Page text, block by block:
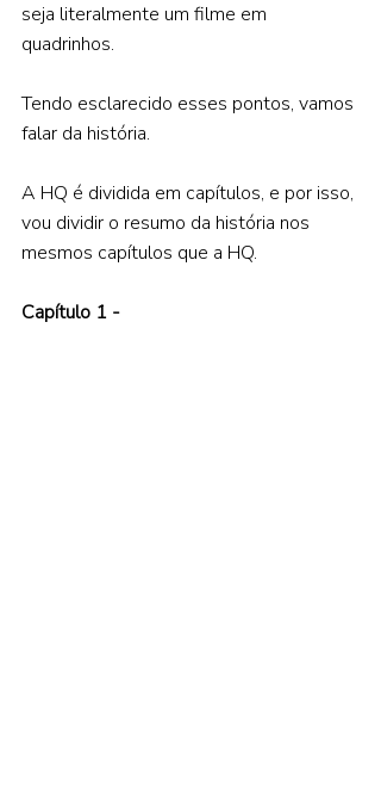
seja literalmente um filme em
quadrinhos.
Tendo esclarecido esses pontos, vamos
falar da história.
A HQ é dividida em capítulos, e por isso,
vou dividir o resumo da história nos
mesmos capítulos que a HQ.
Capítulo 1 -